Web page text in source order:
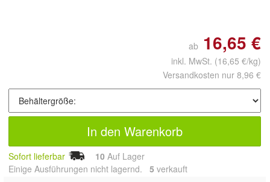
ab 16,65 €
inkl. MwSt. (16,65 €/kg)
Versandkosten nur 8,96 €
In den Warenkorb
Sofort lieferbar 10 Auf Lager
Einige Ausführungen nicht lagernd. 5 verkauft